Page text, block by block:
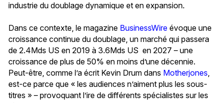
industrie du doublage dynamique et en expansion.
Dans ce contexte, le magazine BusinessWire évoque une
croissance continue du doublage, un marché qui passera
de 2.4Mds US en 2019 à 3.6Mds US en 2027 – une
croissance de plus de 50% en moins d’une décennie.
Peut-être, comme l’a écrit Kevin Drum dans Motherjones,
est-ce parce que « les audiences n’aiment plus les sous-
titres » – provoquant l’ire de différents spécialistes sur les